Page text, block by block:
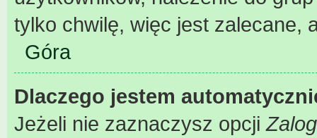
tylko chwilę, więc jest zalecane,
Góra
Dlaczego jestem
Jeżeli nie zaznaczysz opcji